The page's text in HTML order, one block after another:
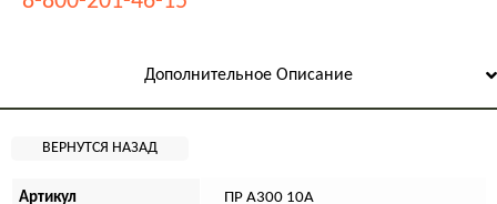
Дополнительное Описание
Артикул ПР А300 10А